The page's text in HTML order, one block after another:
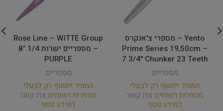
Yento – מספרי צ'אנקרס
Prime Series 19,50cm –
7 3/4" Chunker 23 Teeth
מספריים
המחיר ייחשף רק לבעלי
מספרות רשומים צרו קשר
למידע נוסף
Rose Line – WITTE Group
– מספריים ישרות 1/4 8″
PURPLE
מספריים
המחיר ייחשף רק לבעלי
מספרות רשומים צרו קשר
למידע נוסף